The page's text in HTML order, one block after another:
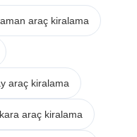
araç kiralama
araç kiralama
araç kiralama